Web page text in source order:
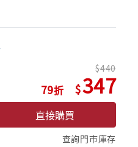
79
440
347
直接購買
查詢門市庫存